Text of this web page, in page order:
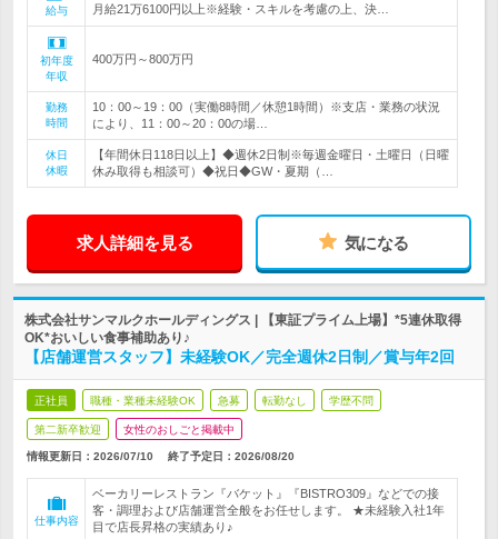
給与
月給21万6100円以上※経験・スキルを考慮の上、決…
初年度
年収
400万円～800万円
勤務
時間
10：00～19：00（実働8時間／休憩1時間）※支店・業務の状況
により、11：00～20：00の場…
休日
休暇
【年間休日118日以上】◆週休2日制※毎週金曜日・土曜日（日曜
休み取得も相談可）◆祝日◆GW・夏期（…
求人詳細を見る 気になる
株式会社サンマルクホールディングス | 【東証プライム上場】*5連休取得
OK*おいしい食事補助あり♪
【店舗運営スタッフ】未経験OK／完全週休2日制／賞与年2回
正社員 職種・業種未経験OK 急募 転勤なし 学歴不問
第二新卒歓迎 女性のおしごと掲載中
情報更新日：2026/07/10 終了予定日： 2026/08/20
仕事内容
ベーカリーレストラン『バケット』『BISTRO309』などでの接
客・調理および店舗運営全般をお任せします。 ★未経験入社1年
目で店長昇格の実績あり♪